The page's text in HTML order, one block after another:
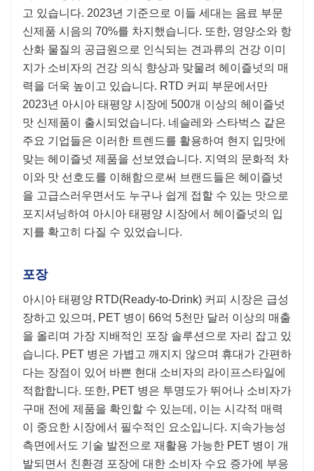
고 있습니다. 2023년 기준으로 이들 세대는 음료 부문
신제품 시음의 70%를 차지했습니다. 또한, 영양소와 항
산화 물질의 공급원으로 인식되는 견과류의 건강 이미
지가 소비자의 건강 의식 향상과 맞물려 헤이즐넛의 매
력을 더욱 높이고 있습니다. RTD 커피 부문에서만
2023년 아시아 태평양 시장에 500개 이상의 헤이즐넛
맛 신제품이 출시되었습니다. 네슬레와 스타벅스 같은
주요 기업들은 이러한 트렌드를 활용하여 현지 입맛에
맞는 헤이즐넛 제품을 선보였습니다. 지역의 문화적 차
이와 맛 선호도를 이해함으로써 브랜드들은 헤이즐넛
을 고급스러우면서도 누구나 쉽게 접할 수 있는 맛으로
포지셔닝하여 아시아 태평양 시장에서 헤이즐넛의 입
지를 확고히 다질 수 있었습니다.
포장
아시아 태평양 RTD(Ready-to-Drink) 커피 시장은 급성
장하고 있으며, PET 병이 66억 5천만 달러 이상의 매출
을 올리며 가장 지배적인 포장 솔루션으로 자리 잡고 있
습니다. PET 병은 가볍고 깨지지 않으며 휴대가 간편하
다는 장점이 있어 바쁜 현대 소비자의 라이프스타일에
적합합니다. 또한, PET 병은 투명도가 뛰어나 소비자가
구매 전에 제품을 확인할 수 있는데, 이는 시각적 매력
이 중요한 시장에서 필수적인 요소입니다. 지속가능성
측면에서도 기술 발전으로 재활용 가능한 PET 병이 개
발되면서 친환경 포장에 대한 소비자 수요 증가에 부응